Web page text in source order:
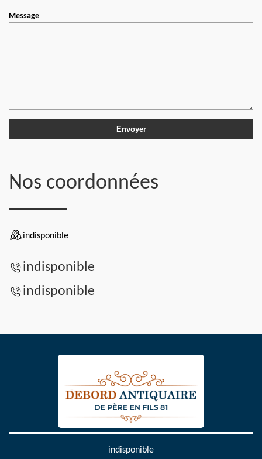
Message
Nos coordonnées
indisponible
indisponible
indisponible
indisponible